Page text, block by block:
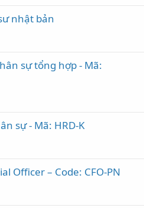
nhật bản
sự tổng hợp - Mã:
sự - Mã: HRD-K
Officer – Code: CFO-PN